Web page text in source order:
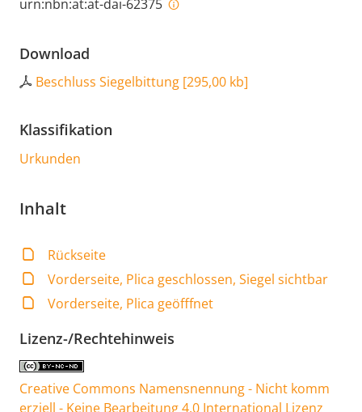
urn:nbn:at:at-dai-62375
Download
Beschluss Siegelbittung [295,00 kb]
Klassifikation
Urkunden
Inhalt
Rückseite
Vorderseite, Plica geschlossen, Siegel sichtbar
Vorderseite, Plica geöfffnet
Lizenz-/Rechtehinweis
Creative Commons Namensnennung - Nicht komm
erziell - Keine Bearbeitung 4.0 International Lizenz